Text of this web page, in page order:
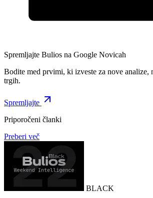
Spremljajte Bulios na Google Novicah
Bodite med prvimi, ki izveste za nove analize,
trgih.
Spremljajte
Priporočeni članki
Preberi več
BLACK